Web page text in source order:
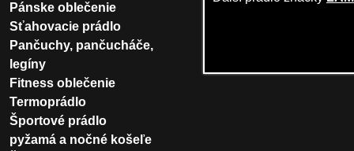
Pánske oblečenie
Sťahovacie prádlo
Pančuchy, pančucháče,
legíny
Fitness oblečenie
Termoprádlo
Športové prádlo
pyžamá a nočné košeľe